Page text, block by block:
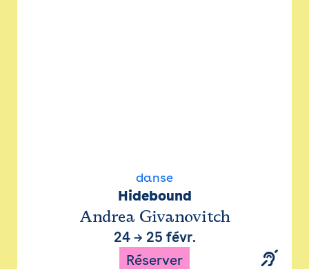
danse
Hidebound
Andrea Givanovitch
24→ 25 févr.
Réserver